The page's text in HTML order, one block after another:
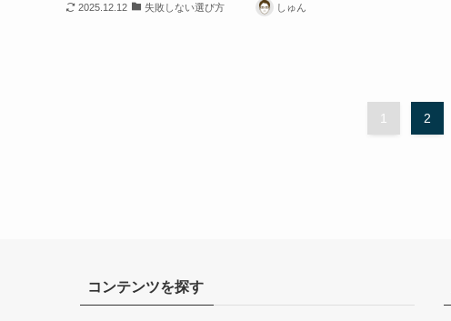
2025.12.12 失敗しない選び方 しゅん
1 2
コンテンツを探す